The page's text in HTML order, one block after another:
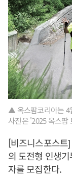
▲ 옥스팜코리아는 4
사진은 '2025 옥스팜
[비즈니스포스트
의 도전형 인생기
자를 모집한다.